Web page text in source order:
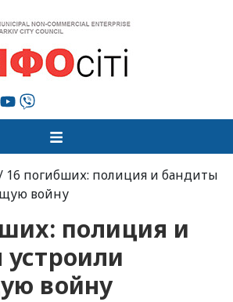
16 погибших: полиция и бандиты
войну
полиция и
войну